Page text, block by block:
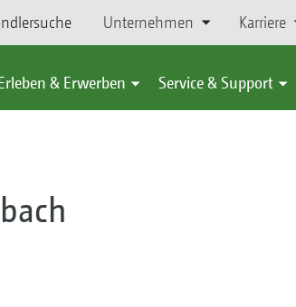
Unternehmen Karriere
& Erwerben Service & Support